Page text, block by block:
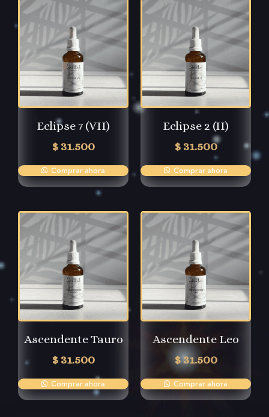
Eclipse 7 (VII)
$ 31.500
Comprar ahora
Eclipse 2 (II)
$ 31.500
Comprar ahora
Ascendente Tauro
$ 31.500
Comprar ahora
Ascendente Leo
$31.500
Comprar ahora